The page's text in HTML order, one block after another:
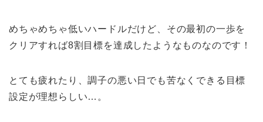
めちゃめちゃ低いハードルだけど、その最初の一歩を
クリアすれば8割目標を達成したようなものなのです！
とても疲れたり、調子の悪い日でも苦なくできる目標
設定が理想らしい…。